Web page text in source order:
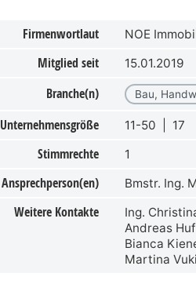
Firmenwortlaut NOE
Mitglied seit 15.01.2019
Branche(n) Bau,
Unternehmensgröße 11-50 | 17
Stimmrechte 1
Ansprechperson(en) Bmstr. Ing.
Weitere Kontakte
Ing.
Andreas Huf
Bianca
Martina